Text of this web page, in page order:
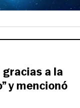
a la
y mencionó